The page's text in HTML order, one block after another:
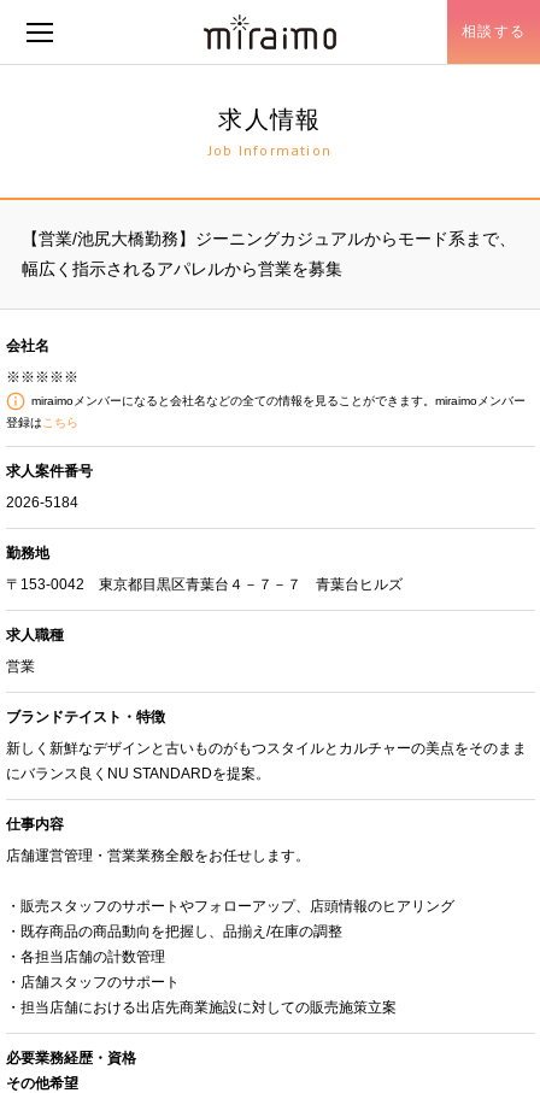
相談する
求人情報
Job Information
【営業/池尻大橋勤務】ジーニングカジュアルからモード系まで、
幅広く指示されるアパレルから営業を募集
会社名
※※※※※
miraimoメンバーになると会社名などの全ての情報を見ることができます。miraimoメンバー
登録は こちら
求人案件番号
2026-5184
勤務地
〒153-0042 東京都目黒区青葉台４－７－７ 青葉台ヒルズ
求人職種
営業
ブランドテイスト・特徴
新しく新鮮なデザインと古いものがもつスタイルとカルチャーの美点をそのまま
にバランス良くNU STANDARDを提案。
仕事内容
店舗運営管理・営業業務全般をお任せします。
・販売スタッフのサポートやフォローアップ、店頭情報のヒアリング
・既存商品の商品動向を把握し、品揃え/在庫の調整
・各担当店舗の計数管理
・店舗スタッフのサポート
・担当店舗における出店先商業施設に対しての販売施策立案
必要業務経歴・資格
その他希望